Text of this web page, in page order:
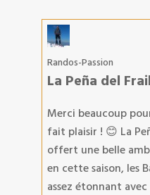
Randos-Passion
La Peña del
Merci beaucoup
fait plaisir ! 😊 La
offert une belle
en cette saison, les
assez étonnant